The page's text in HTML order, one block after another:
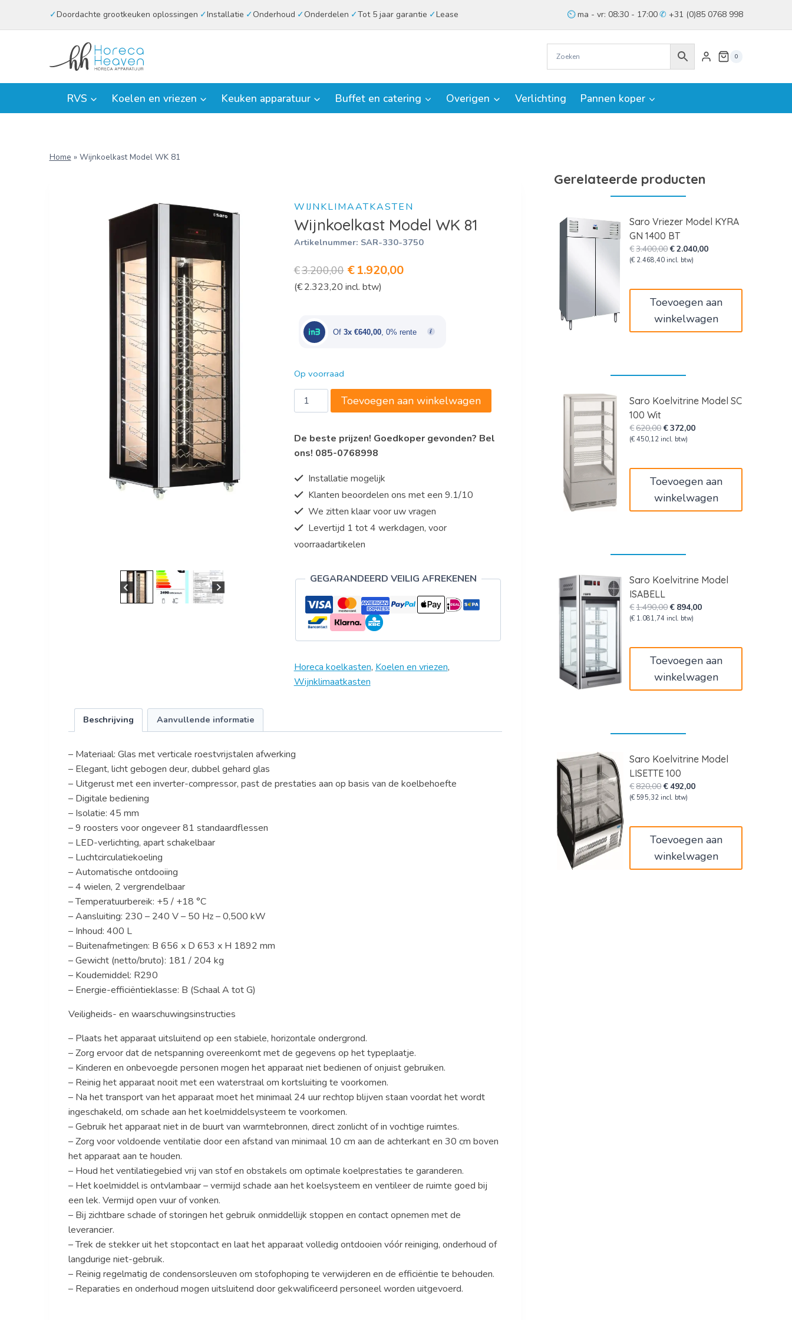
Doordachte grootkeuken oplossingen Installatie Onderhoud Onderdelen Tot 5 jaar garantie Lease ma - vr: 08:30 - 17:00 +31 (0)85 0768 998
0
RVS Koelen en vriezen Keuken apparatuur Buffet en catering Overigen Verlichting Pannen koper
Home » Wijnkoelkast Model WK 81
WIJNKLIMAATKASTEN
Wijnkoelkast Model WK 81
Artikelnummer: SAR-330-3750
€3.200,00 Oorspronkelijke
prijs
€3.200,00.
€ 1.920,00Huidige
€1.920,00.
(€ 2.323,20 incl. btw)
Of 3x €640,00, 0% rente
Op voorraad
Wijnkoelkast
Model
81
aantal
Toevoegen aan winkelwagen
De beste prijzen! Goedkoper gevonden? Bel
ons! 085-0768998
Installatie mogelijk
Klanten beoordelen ons met een 9.1/10
We zitten klaar voor uw vragen
Levertijd 1 tot 4 werkdagen, voor
voorraadartikelen
GEGARANDEERD VEILIG AFREKENEN
Horeca koelkasten, Koelen en vriezen,
Wijnklimaatkasten
Beschrijving Aanvullende informatie
– Materiaal: Glas met verticale roestvrijstalen afwerking
– Elegant, licht gebogen deur, dubbel gehard glas
– Uitgerust met een inverter-compressor, past de prestaties aan op basis van de koelbehoefte
– Digitale bediening
– Isolatie: 45 mm
– 9 roosters voor ongeveer 81 standaardflessen
– LED-verlichting, apart schakelbaar
– Luchtcirculatiekoeling
– Automatische ontdooiing
– 4 wielen, 2 vergrendelbaar
– Temperatuurbereik: +5 / +18 °C
– Aansluiting: 230 – 240 V – 50 Hz – 0,500 kW
– Inhoud: 400 L
– Buitenafmetingen: B 656 x D 653 x H 1892 mm
– Gewicht (netto/bruto): 181 / 204 kg
– Koudemiddel: R290
– Energie-efficiëntieklasse: B (Schaal A tot G)
Veiligheids- en waarschuwingsinstructies
– Plaats het apparaat uitsluitend op een stabiele, horizontale ondergrond.
– Zorg ervoor dat de netspanning overeenkomt met de gegevens op het typeplaatje.
– Kinderen en onbevoegde personen mogen het apparaat niet bedienen of onjuist gebruiken.
– Reinig het apparaat nooit met een waterstraal om kortsluiting te voorkomen.
– Na het transport van het apparaat moet het minimaal 24 uur rechtop blijven staan voordat het wordt
ingeschakeld, om schade aan het koelmiddelsysteem te voorkomen.
– Gebruik het apparaat niet in de buurt van warmtebronnen, direct zonlicht of in vochtige ruimtes.
– Zorg voor voldoende ventilatie door een afstand van minimaal 10 cm aan de achterkant en 30 cm boven
het apparaat aan te houden.
– Houd het ventilatiegebied vrij van stof en obstakels om optimale koelprestaties te garanderen.
– Het koelmiddel is ontvlambaar – vermijd schade aan het koelsysteem en ventileer de ruimte goed bij
een lek. Vermijd open vuur of vonken.
– Bij zichtbare schade of storingen het gebruik onmiddellijk stoppen en contact opnemen met de
leverancier.
– Trek de stekker uit het stopcontact en laat het apparaat volledig ontdooien vóór reiniging, onderhoud of
langdurige niet-gebruik.
– Reinig regelmatig de condensorsleuven om stofophoping te verwijderen en de efficiëntie te behouden.
– Reparaties en onderhoud mogen uitsluitend door gekwalificeerd personeel worden uitgevoerd.
Gerelateerde producten
Saro Vriezer Model KYRA
GN 1400 BT
€3.400,00Oorspronkelijke
prijs
€2.040,00Huidige
(€ 2.468,40 incl. btw)
Toevoegen aan
winkelwagen
Saro Koelvitrine Model SC
100 Wit
€620,00Oorspronkelijke
prijs
€372,00Huidige
(€ 450,12 incl. btw)
Toevoegen aan
winkelwagen
Saro Koelvitrine Model
ISABELL
€1.490,00Oorspronkelijke
prijs
€ 894,00Huidige
(€ 1.081,74 incl. btw)
Toevoegen aan
winkelwagen
Saro Koelvitrine Model
LISETTE 100
€820,00Oorspronkelijke
prijs
€492,00Huidige
(€ 595,32 incl. btw)
Toevoegen aan
winkelwagen